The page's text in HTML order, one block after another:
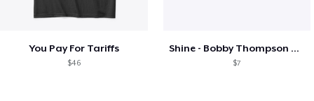
You Pay For Tariffs
$46
Shine - Bobby Thompson Band Merch
$7